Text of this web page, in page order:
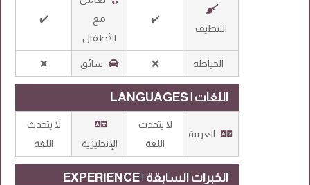
التنظيف
✔️
مع
الأطفال
✔️
الخياطة ❌ سائق ❌
اللغات | LANGUAGES
العربية
لا يتحدث
اللغة
الإنجليزية
لا يتحدث
اللغة
الخبرات السابقة | EXPERIENCE